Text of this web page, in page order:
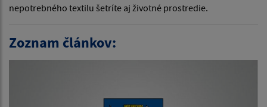
nepotrebného textilu šetríte aj životné prostredie.
Zoznam článkov: